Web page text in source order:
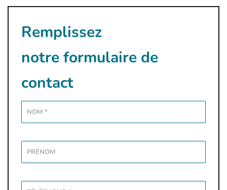
Remplissez
notre formulaire de
contact